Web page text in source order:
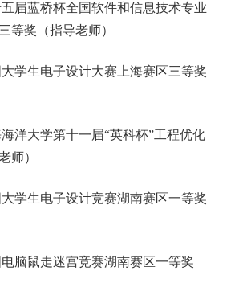
五届蓝桥杯全国软件和信息技术专业
等奖（指导老师）
大学生电子设计大赛上海赛区三等奖
洋大学第十一届“英科杯”工程优化
师）
大学生电子设计竞赛湖南赛区一等奖
电脑鼠走迷宫竞赛湖南赛区一等奖